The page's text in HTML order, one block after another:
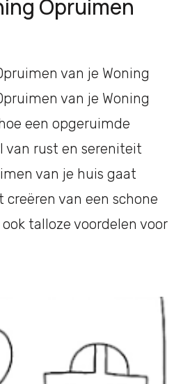
Opruimen
van je Woning
van je Woning
een opgeruimde
van rust en sereniteit
van je huis gaat
van een schone
talloze voordelen voor